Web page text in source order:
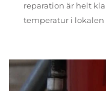
reparation är helt
temperatur i lokalen